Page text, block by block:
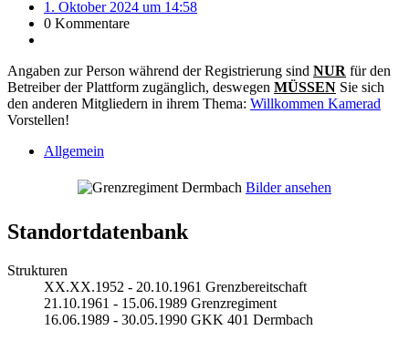
1. Oktober 2024 um 14:58
0 Kommentare
Angaben zur Person während der Registrierung sind NUR für den
Betreiber der Plattform zugänglich, deswegen MÜSSEN Sie sich
den anderen Mitgliedern in ihrem Thema: Willkommen Kamerad
Vorstellen!
Allgemein
Bilder ansehen
Standortdatenbank
Strukturen
XX.XX.1952 - 20.10.1961 Grenzbereitschaft
21.10.1961 - 15.06.1989 Grenzregiment
16.06.1989 - 30.05.1990 GKK 401 Dermbach